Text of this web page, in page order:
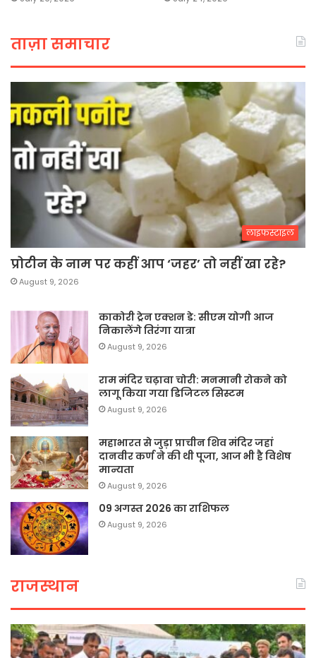
ताज़ा समाचार
लाइफस्टाइल
प्रोटीन के नाम पर कहीं आप ‘जहर’ तो नहीं खा रहे?
August 9, 2026
काकोरी ट्रेन एक्शन डे: सीएम योगी आज
निकालेंगे तिरंगा यात्रा
August 9, 2026
राम मंदिर चढ़ावा चोरी: मनमानी रोकने को
लागू किया गया डिजिटल सिस्टम
August 9, 2026
महाभारत से जुड़ा प्राचीन शिव मंदिर जहां
दानवीर कर्ण ने की थी पूजा, आज भी है विशेष
मान्यता
August 9, 2026
09 अगस्त 2026 का राशिफल
August 9, 2026
राजस्थान